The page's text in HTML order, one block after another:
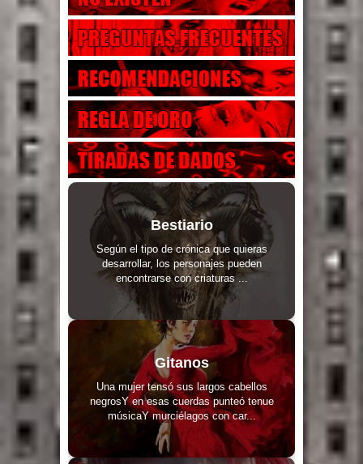
Bestiario
Según el tipo de crónica que quieras
desarrollar, los personajes pueden
encontrarse con criaturas ...
Gitanos
Una mujer tensó sus largos cabellos
negrosY en esas cuerdas punteó tenue
músicaY murciélagos con car...